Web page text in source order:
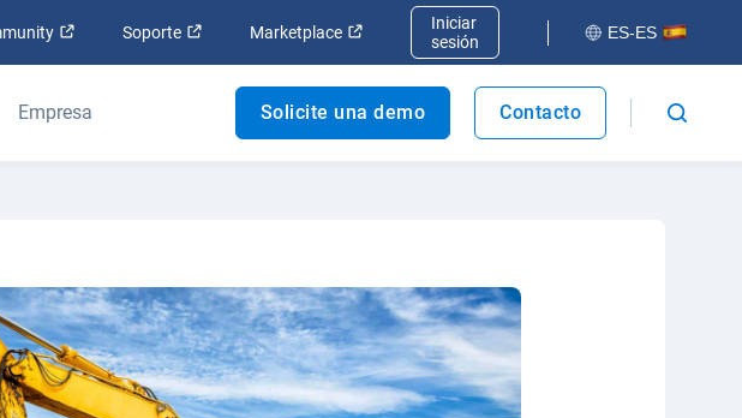
Abrir en una nueva ventana
Soporte Abrir en una nueva ventana
Marketplace Abrir en una nueva ventana
Iniciar
sesión
ES-ES
Empresa Solicite una demo Contacto